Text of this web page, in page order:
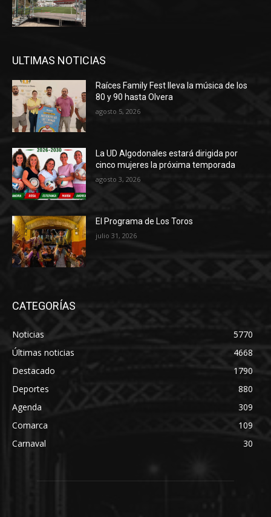
ULTIMAS NOTICIAS
Raíces Family Fest lleva la música de los
80 y 90 hasta Olvera
agosto 5, 2026
La UD Algodonales estará dirigida por
cinco mujeres la próxima temporada
agosto 3, 2026
El Programa de Los Toros
julio 31, 2026
CATEGORÍAS
Noticias
5770
Últimas noticias
4668
Destacado
1790
Deportes
880
Agenda
309
Comarca
109
Carnaval
30